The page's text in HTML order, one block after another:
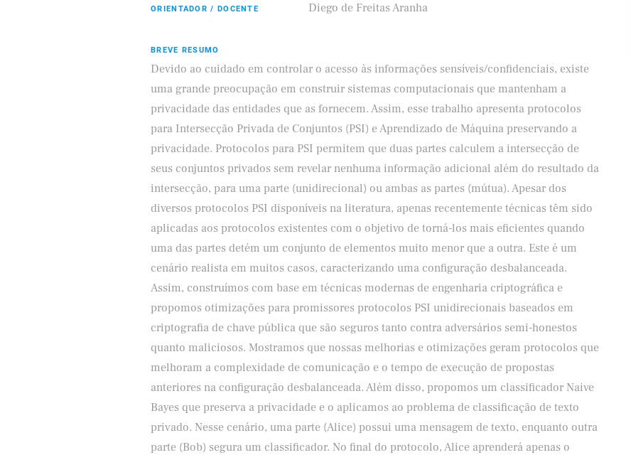
ORIENTADOR / DOCENTE Diego de Freitas Aranha
BREVE RESUMO
Devido ao cuidado em controlar o acesso às informações sensíveis/confidenciais, existe
uma grande preocupação em construir sistemas computacionais que mantenham a
privacidade das entidades que as fornecem. Assim, esse trabalho apresenta protocolos
para Intersecção Privada de Conjuntos (PSI) e Aprendizado de Máquina preservando a
privacidade. Protocolos para PSI permitem que duas partes calculem a intersecção de
seus conjuntos privados sem revelar nenhuma informação adicional além do resultado da
intersecção, para uma parte (unidirecional) ou ambas as partes (mútua). Apesar dos
diversos protocolos PSI disponíveis na literatura, apenas recentemente técnicas têm sido
aplicadas aos protocolos existentes com o objetivo de torná-los mais eficientes quando
uma das partes detém um conjunto de elementos muito menor que a outra. Este é um
cenário realista em muitos casos, caracterizando uma configuração desbalanceada.
Assim, construímos com base em técnicas modernas de engenharia criptográfica e
propomos otimizações para promissores protocolos PSI unidirecionais baseados em
criptografia de chave pública que são seguros tanto contra adversários semi-honestos
quanto maliciosos. Mostramos que nossas melhorias e otimizações geram protocolos que
melhoram a complexidade de comunicação e o tempo de execução de propostas
anteriores na configuração desbalanceada. Além disso, propomos um classificador Naive
Bayes que preserva a privacidade e o aplicamos ao problema de classificação de texto
privado. Nesse cenário, uma parte (Alice) possui uma mensagem de texto, enquanto outra
parte (Bob) segura um classificador. No final do protocolo, Alice aprenderá apenas o